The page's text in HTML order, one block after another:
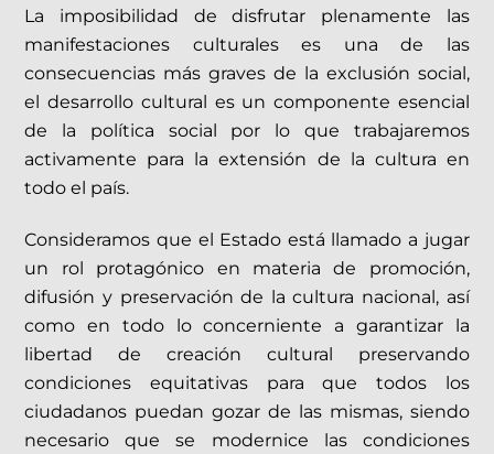
La imposibilidad de disfrutar plenamente las
manifestaciones culturales es una de las
consecuencias más graves de la exclusión social,
el desarrollo cultural es un componente esencial
de la política social por lo que trabajaremos
activamente para la extensión de la cultura en
todo el país.
Consideramos que el Estado está llamado a jugar
un rol protagónico en materia de promoción,
difusión y preservación de la cultura nacional, así
como en todo lo concerniente a garantizar la
libertad de creación cultural preservando
condiciones equitativas para que todos los
ciudadanos puedan gozar de las mismas, siendo
necesario que se modernice las condiciones